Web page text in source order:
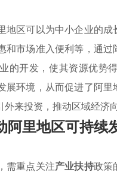
地区可以为中小企业的
和市场准入便利等，通
的开发，使其资源优势
展环境，从而促进了阿
来投资，推动区域经济
阿里地区可持续
需重点关注产业扶持政策